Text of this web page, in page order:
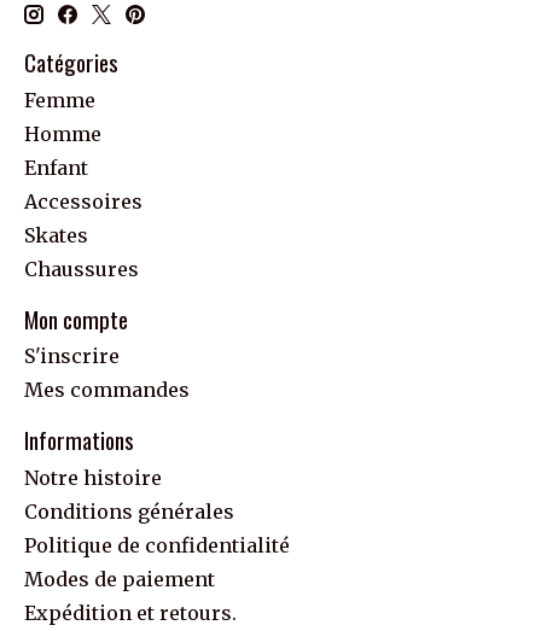
Catégories
Femme
Homme
Enfant
Accessoires
Skates
Chaussures
Mon compte
S'inscrire
Mes commandes
Informations
Notre histoire
Conditions générales
Politique de confidentialité
Modes de paiement
Expédition et retours.